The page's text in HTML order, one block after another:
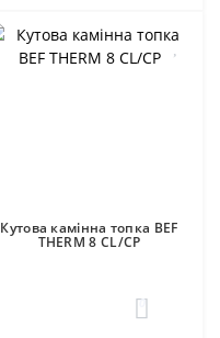
Кутова камінна топка BEF
THERM 8 CL/CP
0